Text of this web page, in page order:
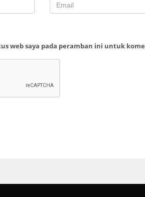
web saya pada peramban ini untuk